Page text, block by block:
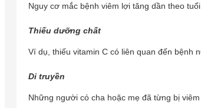
Nguy cơ mắc bệnh viêm lợi tăng dần theo
Thiếu dưỡng chất
Ví dụ, thiếu vitamin C có liên quan đến bệnh
Di truyền
Những người có cha hoặc mẹ đã từng bị